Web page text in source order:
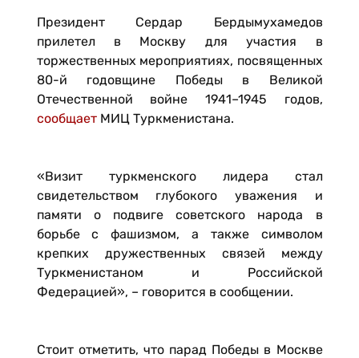
Президент Сердар Бердымухамедов
прилетел в Москву для участия в
торжественных мероприятиях, посвященных
80-й годовщине Победы в Великой
Отечественной войне 1941–1945 годов,
сообщаетМИЦ Туркменистана.
«Визит туркменского лидера стал
свидетельством глубокого уважения и
памяти о подвиге советского народа в
борьбе с фашизмом, а также символом
крепких дружественных связей между
Туркменистаном и Российской
Федерацией», – говорится в сообщении.
Стоит отметить, что парад Победы в Москве